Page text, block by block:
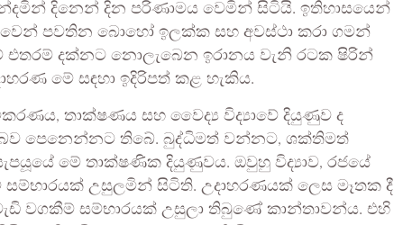
දිනෙන් දින පරිණාමය වෙමින් සිටියි. ඉතිහාසයෙන්
පවතින බොහෝ ඉලක්ක සහ අවස්ථා කරා ගමන්
දක්නට නොලැබෙන ඉරානය වැනි රටක ෂිරින්
මේ සඳහා ඉදිරිපත් කළ හැකිය.
තාක්ෂණය සහ වෛද්‍ය විද්‍යාවේ දියුණුව ද
බව පෙනෙන්නට තිබේ. බුද්ධිමත් වන්නට, ශක්තිමත්
මේ තාක්ෂණික දියුණුවය. ඔවුහු විද්‍යාව, රජයේ
උසුලමින් සිටිති. උදාහරණයක් ලෙස මෑතක දී
වගකීම් සම්භාරයක් උසුලා තිබුණේ කාන්තාවන්ය. එහි